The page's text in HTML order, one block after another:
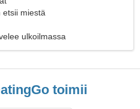
etsii miestä
ulkoilmassa
toimii